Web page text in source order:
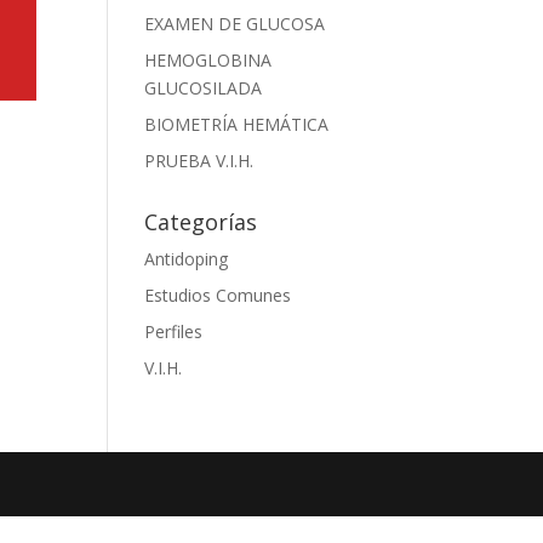
EXAMEN DE GLUCOSA
HEMOGLOBINA
GLUCOSILADA
BIOMETRÍA HEMÁTICA
PRUEBA V.I.H.
Categorías
Antidoping
Estudios Comunes
Perfiles
V.I.H.